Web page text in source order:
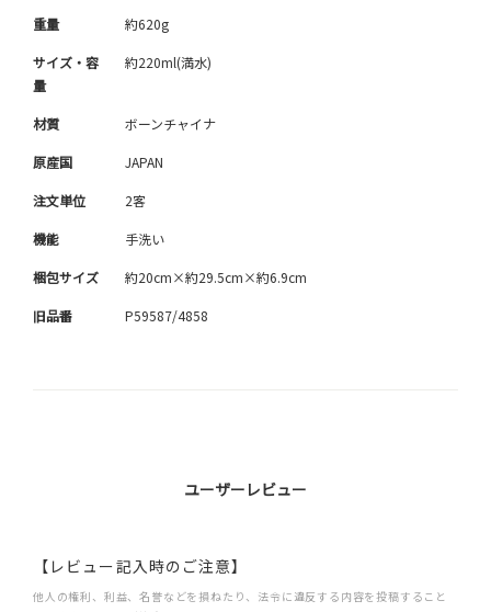
重量 約620g
サイズ・容
量
約220ml(満水)
材質 ボーンチャイナ
原産国 JAPAN
注文単位 2客
機能 手洗い
梱包サイズ 約20cm×約29.5cm×約6.9cm
旧品番 P59587/4858
ユーザーレビュー
【レビュー記入時のご注意】
他人の権利、利益、名誉などを損ねたり、法令に違反する内容を投稿すること